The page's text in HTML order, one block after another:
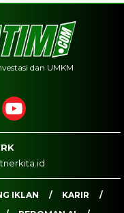
dan UMKM
IKLAN
KARIR